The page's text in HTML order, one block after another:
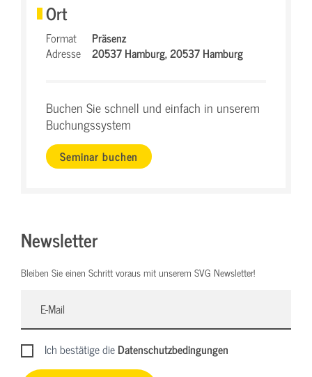
Ort
Format
Präsenz
Adresse
20537 Hamburg,20537 Hamburg
Buchen Sie schnell und einfach in unserem
Buchungssystem
Seminar buchen
Newsletter
Bleiben Sie einen Schritt voraus mit unserem SVG Newsletter!
Ich bestätige dieDatenschutzbedingungen